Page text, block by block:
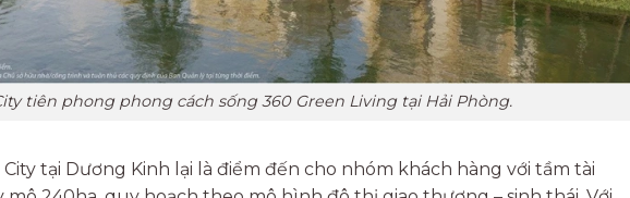
tiên phong phong cách sống 360 Green Living tại Hải Phòng.
tại Dương Kinh lại là điểm đến cho nhóm khách hàng với tầm tài